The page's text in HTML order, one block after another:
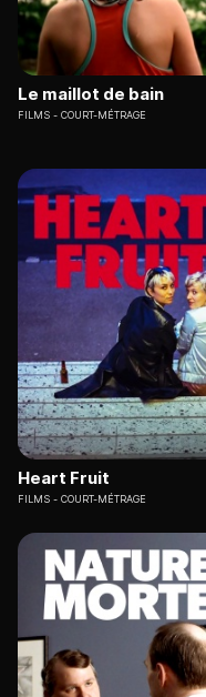
Le maillot de bain
FILMS COURT-MÉTRAGE
Heart Fruit
FILMS COURT-MÉTRAGE